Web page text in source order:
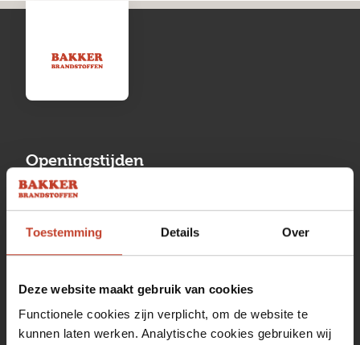
Toestemming Details Over
Deze website maakt gebruik van cookies
Functionele cookies zijn verplicht, om de website te
kunnen laten werken. Analytische cookies gebruiken wij
Openingstijden
Maandag
13:00 tot 17:00
Dinsdag
08:00 tot 17:00
08:00 tot 17:00
Vrijdag
08:00 tot 17:00